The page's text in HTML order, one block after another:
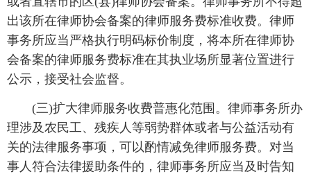
出该所在律师协会备案的律师服务费标准收费。律师
事务所应当严格执行明码标价制度，将本所在律师协
会备案的律师服务费标准在其执业场所显著位置进行
公示，接受社会监督。
(三)扩大律师服务收费普惠化范围。律师事务所办
理涉及农民工、残疾人等弱势群体或者与公益活动有
关的法律服务事项，可以酌情减免律师服务费。对当
事人符合法律援助条件的，律师事务所应当及时告知